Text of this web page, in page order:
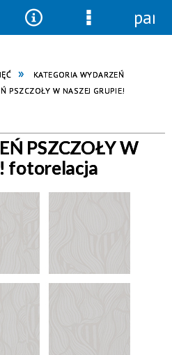
KATEGORIA WYDARZEŃ
PSZCZOŁY W NASZEJ GRUPIE!
PSZCZOŁY W
fotorelacja
NarzędziaMenu